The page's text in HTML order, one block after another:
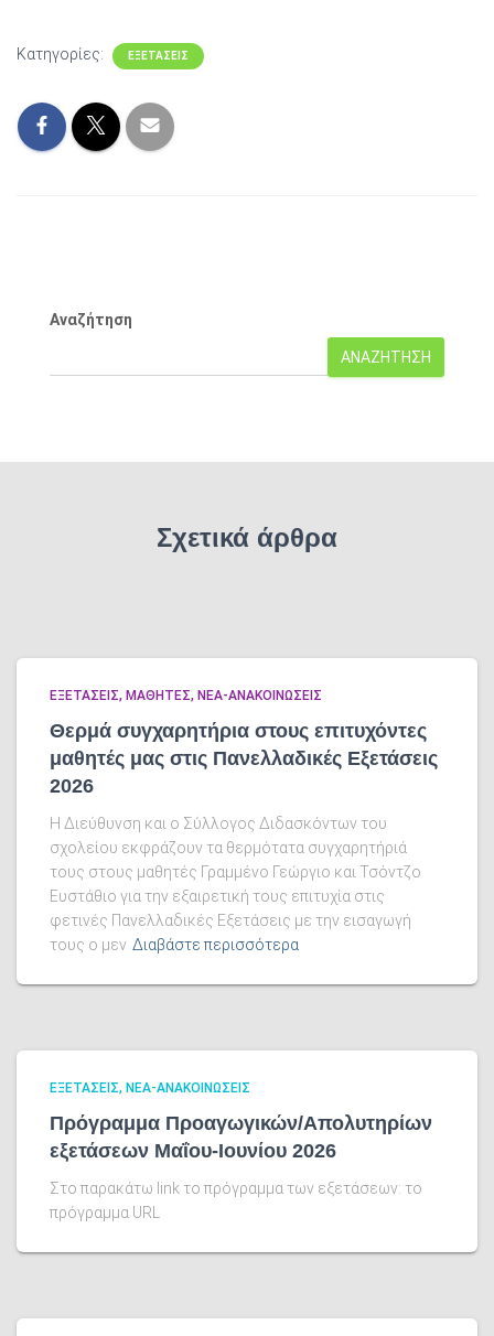
Κατηγορίες: ΕΞΕΤΑΣΕΙΣ
Αναζήτηση
ΑΝΑΖΉΤΗΣΗ
Σχετικά άρθρα
ΕΞΕΤΑΣΕΙΣ ΜΑΘΗΤΕΣ ΝΕΑ-ΑΝΑΚΟΙΝΩΣΕΙΣ
Θερμά συγχαρητήρια στους επιτυχόντες
μαθητές μας στις Πανελλαδικές Εξετάσεις
2026
Η Διεύθυνση και ο Σύλλογος Διδασκόντων του
σχολείου εκφράζουν τα θερμότατα συγχαρητήριά
τους στους μαθητές Γραμμένο Γεώργιο και Τσόντζο
Ευστάθιο για την εξαιρετική τους επιτυχία στις
φετινές Πανελλαδικές Εξετάσεις με την εισαγωγή
τους ο μεν Διαβάστε περισσότερα
ΕΞΕΤΑΣΕΙΣ ΝΕΑ-ΑΝΑΚΟΙΝΩΣΕΙΣ
Πρόγραμμα Προαγωγικών/Απολυτηρίων
εξετάσεων Μαΐου-Ιουνίου 2026
Στο παρακάτω link το πρόγραμμα των εξετάσεων: τo
πρόγραμμα URL